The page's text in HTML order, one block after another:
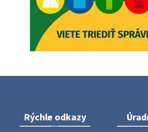
Dnešný zvoz odpadu
Vážený občan, dnes 5. 8. sa zváža
5. augusta 2026 05:00
ZBER ŽELEZA
Rýchle odkazy